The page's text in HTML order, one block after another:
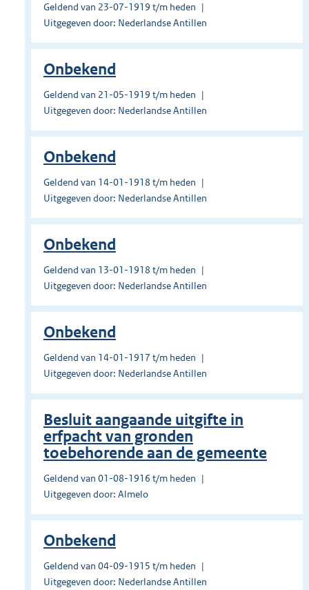
Geldend van 23-07-1919 t/m heden
Uitgegeven door: Nederlandse Antillen
Onbekend
Geldend van 21-05-1919 t/m heden
Uitgegeven door: Nederlandse Antillen
Onbekend
Geldend van 14-01-1918 t/m heden
Uitgegeven door: Nederlandse Antillen
Onbekend
Geldend van 13-01-1918 t/m heden
Uitgegeven door: Nederlandse Antillen
Onbekend
Geldend van 14-01-1917 t/m heden
Uitgegeven door: Nederlandse Antillen
Besluit aangaande uitgifte in
erfpacht van gronden
toebehorende aan de gemeente
Geldend van 01-08-1916 t/m heden
Uitgegeven door: Almelo
Onbekend
Geldend van 04-09-1915 t/m heden
Uitgegeven door: Nederlandse Antillen